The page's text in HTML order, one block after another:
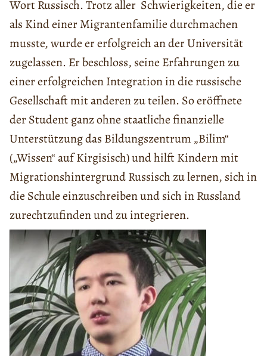
Wort Russisch. Trotz aller Schwierigkeiten, die er
als Kind einer Migrantenfamilie durchmachen
musste, wurde er erfolgreich an der Universität
zugelassen. Er beschloss, seine Erfahrungen zu
einer erfolgreichen Integration in die russische
Gesellschaft mit anderen zu teilen. So eröffnete
der Student ganz ohne staatliche finanzielle
Unterstützung das Bildungszentrum „Bilim“
(„Wissen“ auf Kirgisisch) und hilft Kindern mit
Migrationshintergrund Russisch zu lernen, sich in
die Schule einzuschreiben und sich in Russland
zurechtzufinden und zu integrieren.